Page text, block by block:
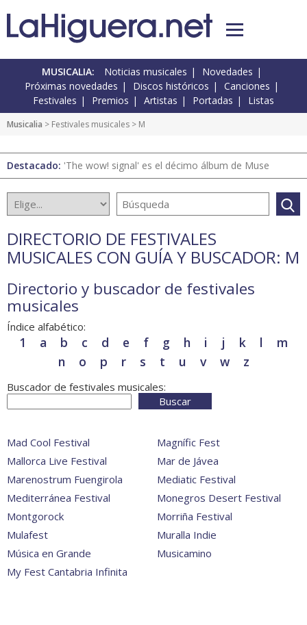
MUSICALIA: Noticias musicales
Novedades
Próximas novedades
Discos históricos
Canciones
Festivales
Premios Artistas Portadas Listas
Musicalia > Festivales musicales > M
Destacado: 'The wow! signal' es el décimo álbum de Muse
DIRECTORIO DE FESTIVALES
MUSICALES CON GUÍA Y BUSCADOR: M
Directorio y buscador de festivales
musicales
Índice alfabético:
1 a b c d e f g h i j k l
m
n
o p r s t u v w z
Buscador de festivales musicales:
Buscar
Mad Cool Festival
Magnífic Fest
Mallorca Live Festival
Mar de Jávea
Marenostrum Fuengirola
Mediatic Festival
Mediterránea Festival
Monegros Desert Festival
Montgorock
Morriña Festival
Mulafest
Muralla Indie
Música en Grande
Musicamino
My Fest Cantabria Infinita